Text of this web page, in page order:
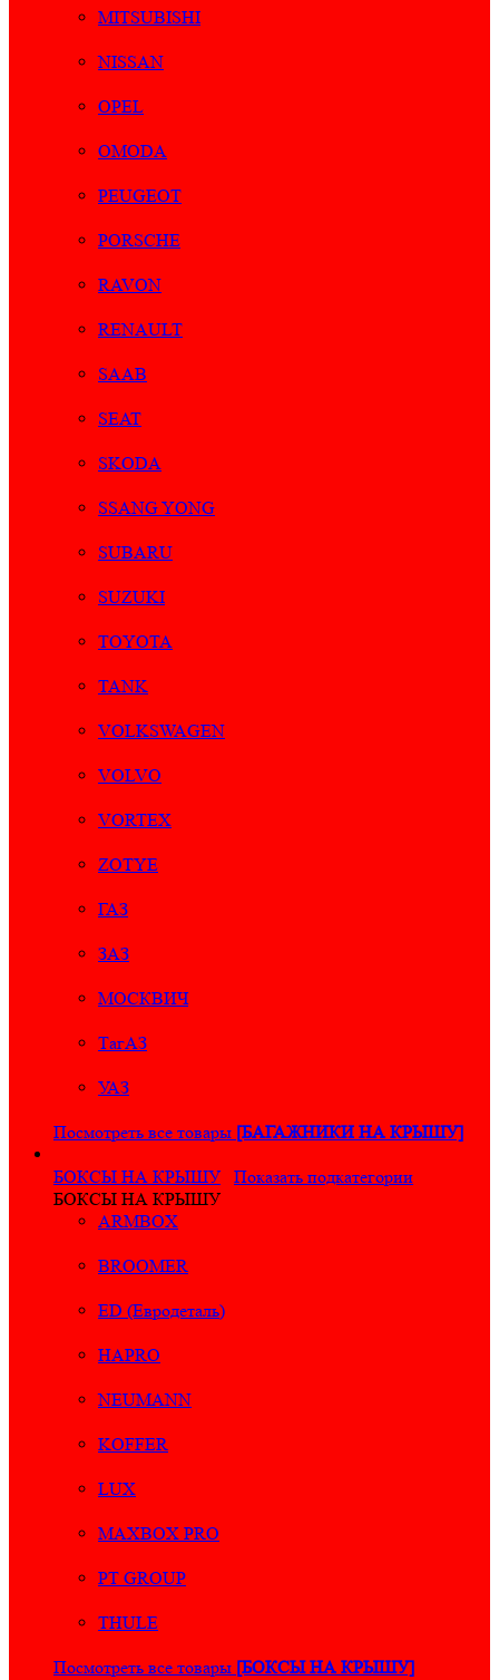
MITSUBISHI
NISSAN
OPEL
OMODA
PEUGEOT
PORSCHE
RAVON
RENAULT
SAAB
SEAT
SKODA
SSANG YONG
SUBARU
SUZUKI
TOYOTA
TANK
VOLKSWAGEN
VOLVO
VORTEX
ZOTYE
ГАЗ
ЗАЗ
МОСКВИЧ
ТагАЗ
УАЗ
Посмотреть все товары [БАГАЖНИКИ НА КРЫШУ]
БОКСЫ НА КРЫШУ
Показать подкатегории
БОКСЫ НА КРЫШУ
ARMBOX
BROOMER
ED (Евродеталь)
HAPRO
NEUMANN
KOFFER
LUX
MAXBOX PRO
PT GROUP
THULE
Посмотреть все товары [БОКСЫ НА КРЫШУ]